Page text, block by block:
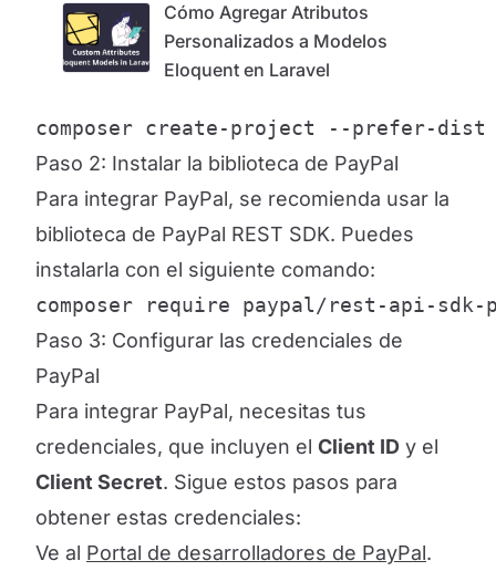
Cómo Agregar Atributos
Personalizados a Modelos
Eloquent en Laravel
composer create-project --prefer-
Paso 2: Instalar la biblioteca de PayPal
Para integrar PayPal, se recomienda usar la
biblioteca de PayPal REST SDK. Puedes
instalarla con el siguiente comando:
composer require paypal/rest-api-sdk-
Paso 3: Configurar las credenciales de
PayPal
Para integrar PayPal, necesitas tus
credenciales, que incluyen el Client ID y el
Client Secret. Sigue estos pasos para
obtener estas credenciales:
Ve al Portal de desarrolladores de PayPal.